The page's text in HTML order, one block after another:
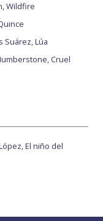
Wildfire
Suárez, Lúa
Cruel
El niño del